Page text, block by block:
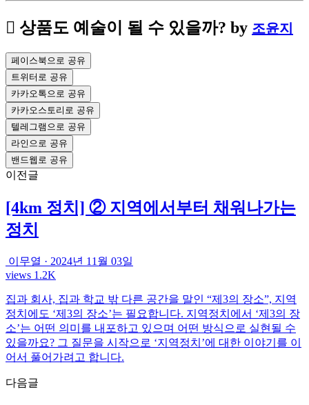
상품도 예술이 될 수 있을까? by 조윤지
페이스북으로 공유
트위터로 공유
카카오톡으로 공유
카카오스토리로 공유
텔레그램으로 공유
라인으로 공유
밴드웹로 공유
이전글
[4km 정치] ② 지역에서부터 채워나가는
정치
이무열 · 2024년 11월 03일
views 1.2K
집과 회사, 집과 학교 밖 다른 공간을 말인 “제3의 장소”, 지역
정치에도 ‘제3의 장소’는 필요합니다. 지역정치에서 ‘제3의 장
소’는 어떤 의미를 내포하고 있으며 어떤 방식으로 실현될 수
있을까요? 그 질문을 시작으로 ‘지역정치’에 대한 이야기를 이
어서 풀어가려고 합니다.
다음글